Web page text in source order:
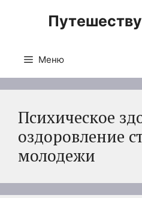
Меню
Психическое
оздоровление
молодежи